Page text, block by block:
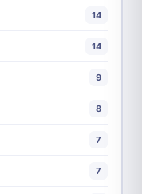
14
14
9
8
7
7